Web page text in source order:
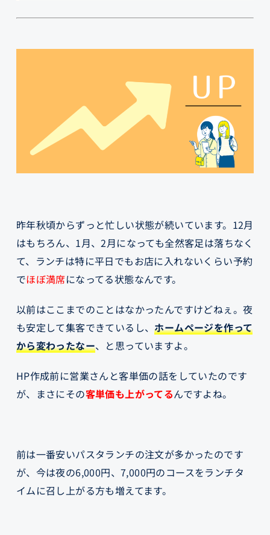
昨年秋頃からずっと忙しい状態が続いています。12月
はもちろん、1月、2月になっても全然客足は落ちなく
て、ランチは特に平日でもお店に入れないくらい予約
でほぼ満席になってる状態なんです。
以前はここまでのことはなかったんですけどねぇ。夜
も安定して集客できているし、ホームページを作って
から変わったなー、と思っていますよ。
HP作成前に営業さんと客単価の話をしていたのです
が、まさにその客単価も上がってるんですよね。
前は一番安いパスタランチの注文が多かったのです
が、今は夜の6,000円、7,000円のコースをランチタ
イムに召し上がる方も増えてます。